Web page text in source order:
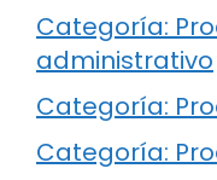
Categoría:
administrativo
Categoría:
Categoría: